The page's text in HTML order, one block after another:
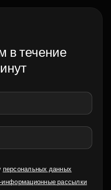
в течение
персональных данных
информационные рассылки